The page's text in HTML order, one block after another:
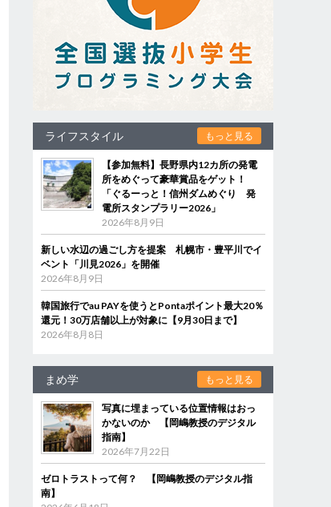
ライフスタイル もっと見る
【参加無料】長野県内12カ所の発電
所をめぐって豪華賞品をゲット！
「ぐるーっと！信州ダムめぐり 発
電所スタンプラリー2026」
2026年8月9日
新しい水辺の過ごし方を提案 札幌市・豊平川でイ
ベント「川見2026」を開催
2026年8月9日
韓国旅行でau PAYを使うとPontaポイント最大20％
還元！30万店舗以上が対象に【9月30日まで】
2026年8月8日
まめ学 もっと見る
写真に埋まっている位置情報はおっ
かないのか 【岡嶋教授のデジタル
指南】
2026年7月22日
ゼロトラストって何？ 【岡嶋教授のデジタル指
南】